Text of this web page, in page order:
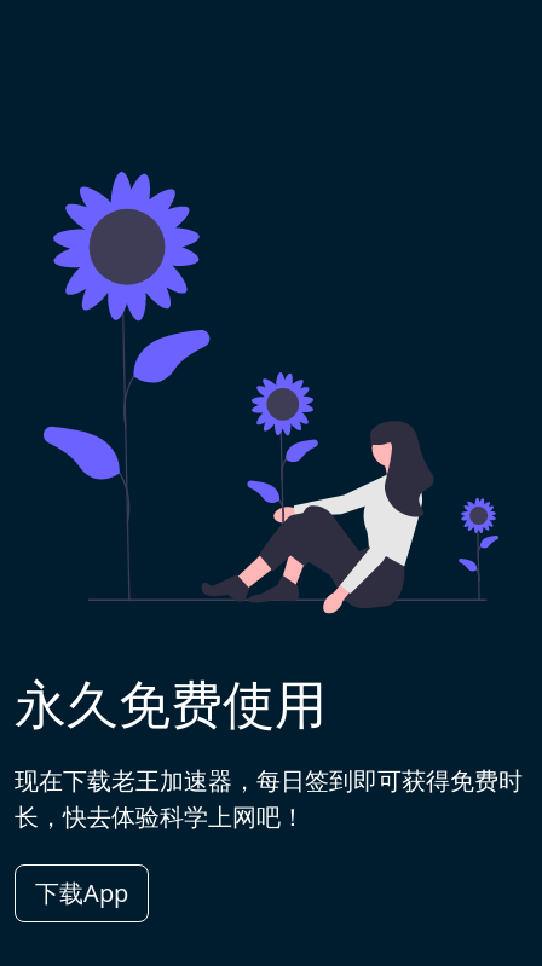
永久免费使用
现在下载老王加速器，每日签到即可获得免费时
长，快去体验科学上网吧！
下载App